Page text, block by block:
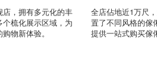
，拥有多元化的丰
梳化展示区域，为
物新体验。
全店佔地近1万尺
置了不同风格的傢
提供一站式购买傢